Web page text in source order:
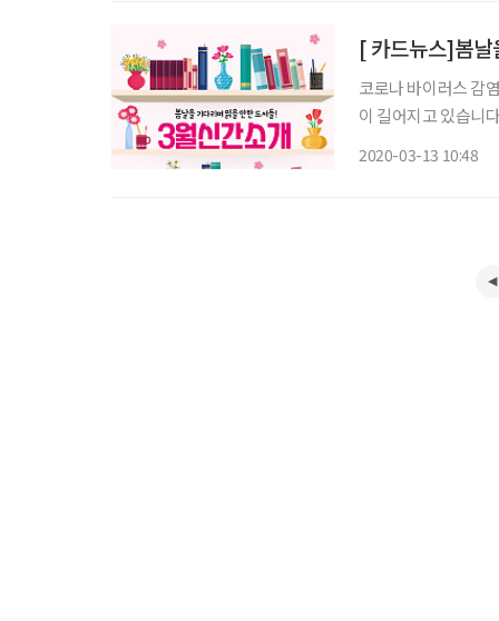
[ 카드뉴스]봄날
코로나 바이러스 감
이 길어지고 있습니
2020-03-13 10:48